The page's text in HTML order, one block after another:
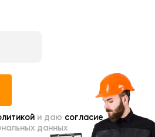
и даю согласие
данных